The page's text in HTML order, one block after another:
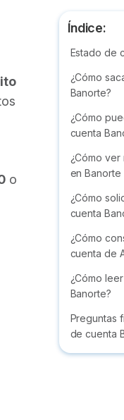
o
Índice:
Estado de
¿Cómo
Banorte?
¿Cómo
cuenta
¿Cómo
en Banorte
¿Cómo
cuenta
¿Cómo
cuenta de
¿Cómo
Banorte?
Preguntas
de cuenta